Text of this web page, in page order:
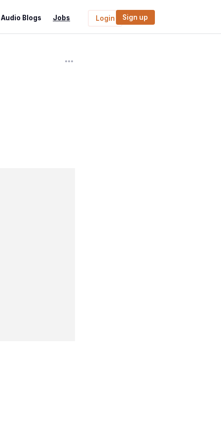
Audio Blogs Jobs Login Sign up